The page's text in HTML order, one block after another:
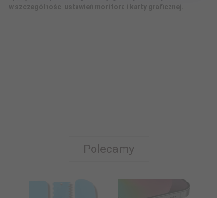
w szczególności ustawień monitora i karty graficznej.
Polecamy